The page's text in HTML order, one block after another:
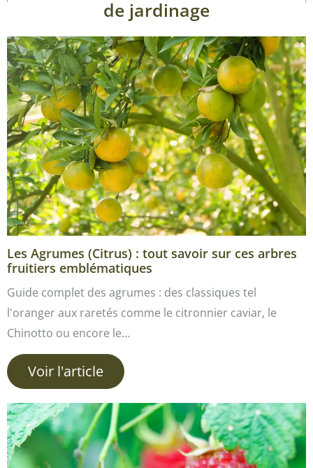
de jardinage
Les Agrumes (Citrus) : tout savoir sur ces arbres
fruitiers emblématiques
Guide complet des agrumes : des classiques tel
l'oranger aux raretés comme le citronnier caviar, le
Chinotto ou encore le…
Voir l'article